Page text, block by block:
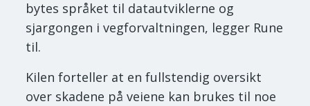
bytes språket til datautviklerne og
sjargongen i vegforvaltningen, legger Rune
til.
Kilen forteller at en fullstendig oversikt
over skadene på veiene kan brukes til noe